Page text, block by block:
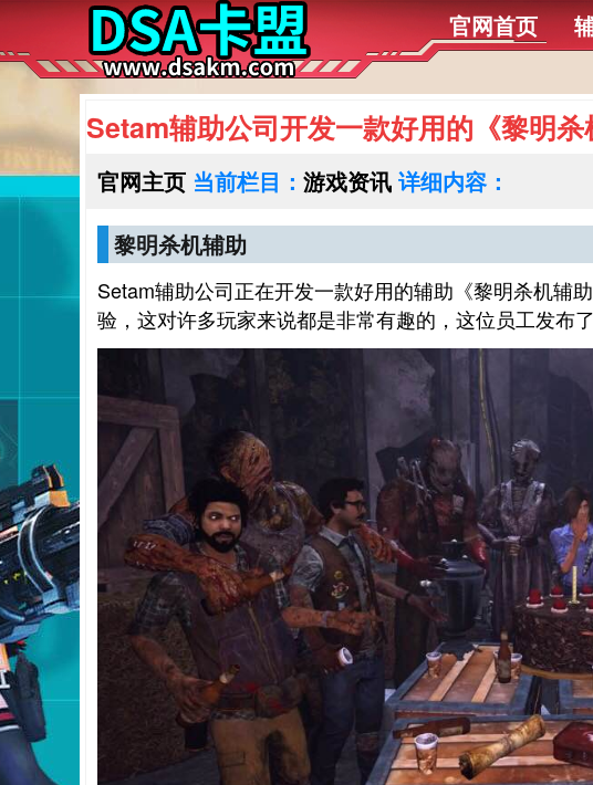
官网首页
Setam辅助公司开发一款好用的《黎明杀
官网主页 当前栏目： 游戏资讯 详细内容：
黎明杀机辅助
Setam辅助公司正在开发一款好用的辅助《黎明杀机辅
验，这对许多玩家来说都是非常有趣的，这位员工发布